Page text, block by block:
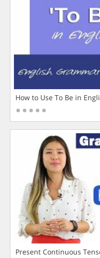
How to Use To Be in
Present Continuous